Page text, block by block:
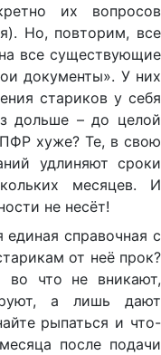
их вопросов
Но, повторим, все
все существующие
документы». У них
стариков у себя
дольше – до целой
хуже? Те, в свою
удлиняют сроки
месяцев. И
не несёт!
справочная с
от неё прок?
во что не вникают,
а лишь дают
рыпаться и что-
после подачи